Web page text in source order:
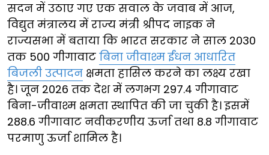
सदन में उठाए गए एक सवाल के जवाब में आज,
विद्युत मंत्रालय में राज्य मंत्री श्रीपद नाइक ने
राज्यसभा में बताया कि भारत सरकार ने साल 2030
तक 500 गीगावाट बिना जीवाश्म ईंधन आधारित
बिजली उत्पादन क्षमता हासिल करने का लक्ष्य रखा
है। जून 2026 तक देश में लगभग 297.4 गीगावाट
बिना-जीवाश्म क्षमता स्थापित की जा चुकी है। इसमें
288.6 गीगावाट नवीकरणीय ऊर्जा तथा 8.8 गीगावाट
परमाणु ऊर्जा शामिल है।